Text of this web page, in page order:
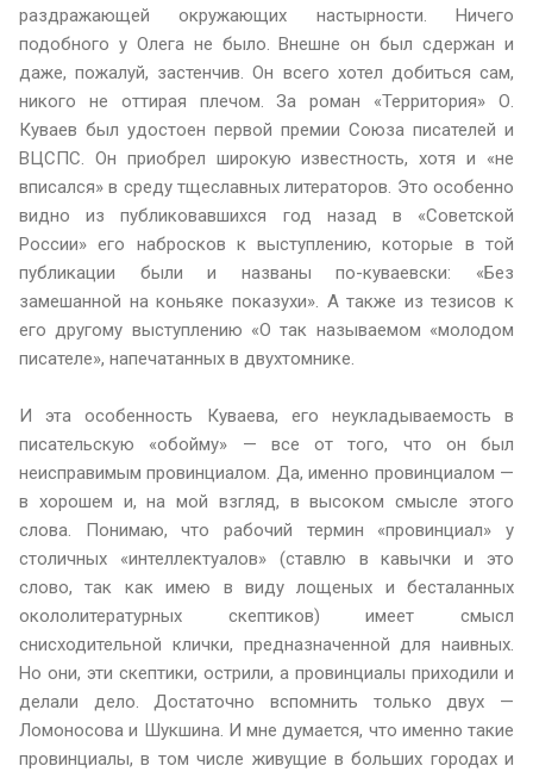
раздражающей окружающих настырности. Ничего
подобного у Олега не было. Внешне он был сдержан и
даже, пожалуй, застенчив. Он всего хотел добиться сам,
никого не оттирая плечом. За роман «Территория» О.
Куваев был удостоен первой премии Союза писателей и
ВЦСПС. Он приобрел широкую известность, хотя и «не
вписался» в среду тщеславных литераторов. Это особенно
видно из публиковавшихся год назад в «Советской
России» его набросков к выступлению, которые в той
публикации были и названы по-куваевски: «Без
замешанной на коньяке показухи». А также из тезисов к
его другому выступлению «О так называемом «молодом
писателе», напечатанных в двухтомнике.
И эта особенность Куваева, его неукладываемость в
писательскую «обойму» — все от того, что он был
неисправимым провинциалом. Да, именно провинциалом —
в хорошем и, на мой взгляд, в высоком смысле этого
слова. Понимаю, что рабочий термин «провинциал» у
столичных «интеллектуалов» (ставлю в кавычки и это
слово, так как имею в виду лощеных и бесталанных
окололитературных скептиков) имеет смысл
снисходительной клички, предназначенной для наивных.
Но они, эти скептики, острили, а провинциалы приходили и
делали дело. Достаточно вспомнить только двух —
Ломоносова и Шукшина. И мне думается, что именно такие
провинциалы, в том числе живущие в больших городах и